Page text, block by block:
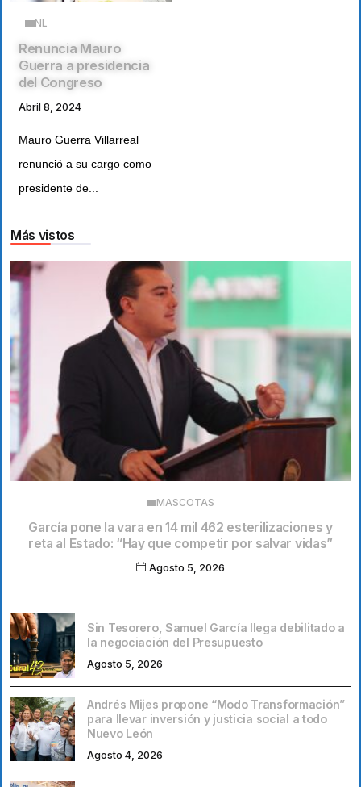
NL
Renuncia Mauro
Guerra a presidencia
del Congreso
Abril 8, 2024
Mauro Guerra Villarreal
renunció a su cargo como
presidente de...
Más vistos
MASCOTAS
García pone la vara en 14 mil 462 esterilizaciones y
reta al Estado: “Hay que competir por salvar vidas”
Agosto 5, 2026
Sin Tesorero, Samuel García llega debilitado a
la negociación del Presupuesto
Agosto 5, 2026
Andrés Mijes propone “Modo Transformación”
para llevar inversión y justicia social a todo
Nuevo León
Agosto 4, 2026